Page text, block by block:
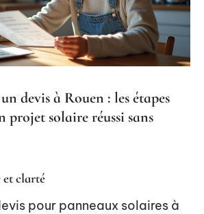
devis à Rouen : les étapes
projet solaire réussi sans
et clarté
pour panneaux solaires à